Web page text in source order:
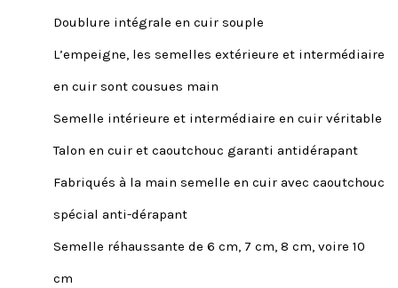
Doublure intégrale en cuir souple
L’empeigne, les semelles extérieure et intermédiaire
en cuir sont cousues main
Semelle intérieure et intermédiaire en cuir véritable
Talon en cuir et caoutchouc garanti antidérapant
Fabriqués à la main semelle en cuir avec caoutchouc
spécial anti-dérapant
Semelle réhaussante de 6 cm, 7 cm, 8 cm, voire 10
cm